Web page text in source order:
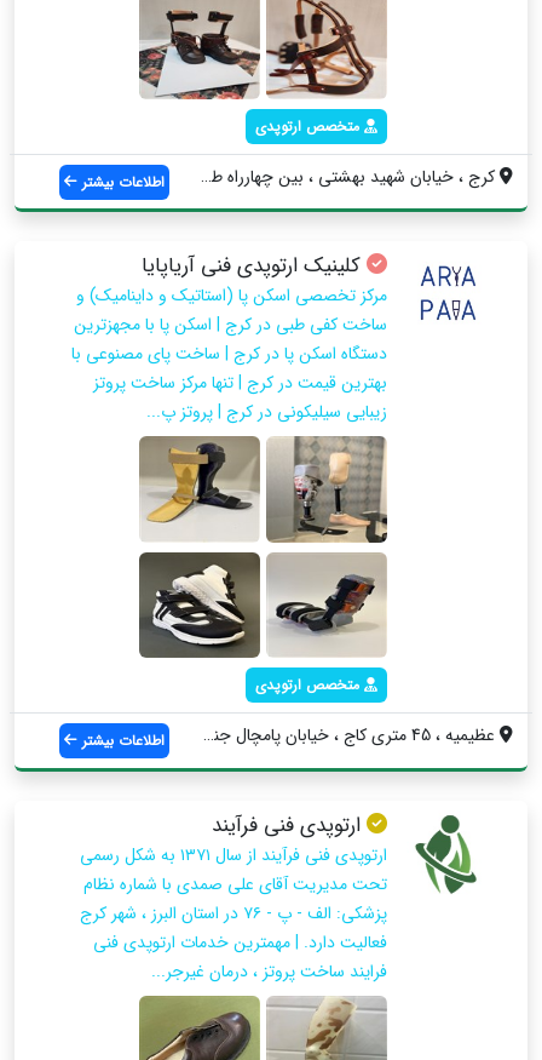
متخصص ارتوپدی
کرج ، خیابان شهید بهشتی ، بین چهارراه طا... اطلاعات بیشتر
کلینیک ارتوپدی فنی آریاپایا
مرکز تخصصی اسکن پا (استاتیک و داینامیک) و
ساخت کفی طبی در کرج | اسکن پا با مجهزترین
دستگاه اسکن پا در کرج | ساخت پای مصنوعی با
بهترین قیمت در کرج | تنها مرکز ساخت پروتز
زیبایی سیلیکونی در کرج | پروتز پ...
متخصص ارتوپدی
عظیمیه ، 45 متری کاج ، خیابان پامچال جنو... اطلاعات بیشتر
ارتوپدی فنی فرآیند
ارتوپدی فنی فرآیند از سال ۱۳۷۱ به‌ شکل رسمی
تحت مدیریت آقای علی صمدی با شماره نظام
پزشکی: الف - پ - ۷۶ در استان البرز ، شهر کرج
فعالیت دارد. | مهمترین خدمات ارتوپدی فنی
فرایند ساخت پروتز ، درمان غیرجر...